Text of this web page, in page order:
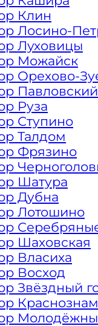
99 01
Клин
Лосино-
Луховицы
Можайск
Орехово-
Руза
Ступино
Талдом
Фрязино
Шатура
Дубна
Лотошино
Шаховская
Власиха
Восход
Звёздный